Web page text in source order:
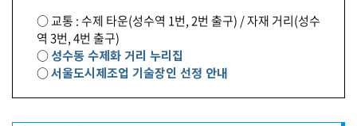
○ 교통 : 수제 타운(성수역 1번, 2번 출구) / 자재 거리(성수
역 3번, 4번 출구)
○성수동 수제화 거리 누리집
○서울도시제조업 기술장인 선정 안내